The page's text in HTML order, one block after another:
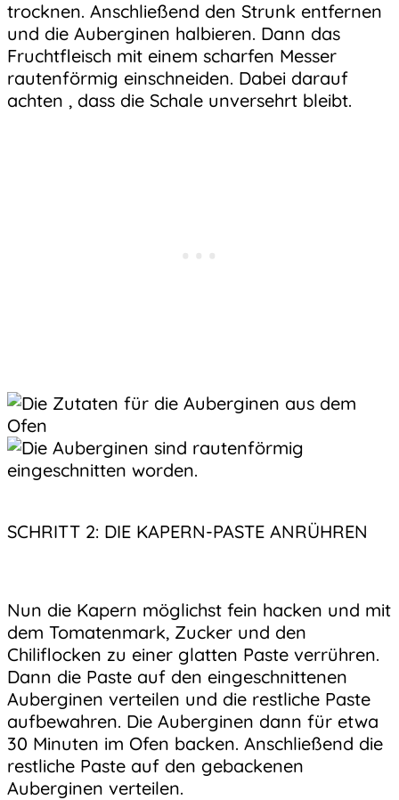
trocknen. Anschließend den Strunk entfernen
und die Auberginen halbieren. Dann das
Fruchtfleisch mit einem scharfen Messer
rautenförmig einschneiden. Dabei darauf
achten , dass die Schale unversehrt bleibt.
SCHRITT 2: DIE KAPERN-PASTE ANRÜHREN
Nun die Kapern möglichst fein hacken und mit
dem Tomatenmark, Zucker und den
Chiliflocken zu einer glatten Paste verrühren.
Dann die Paste auf den eingeschnittenen
Auberginen verteilen und die restliche Paste
aufbewahren. Die Auberginen dann für etwa
30 Minuten im Ofen backen. Anschließend die
restliche Paste auf den gebackenen
Auberginen verteilen.